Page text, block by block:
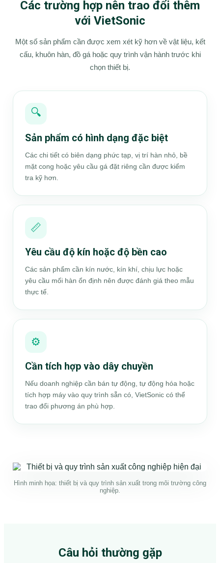
Các trường hợp nên trao đổi thêm
với VietSonic
Một số sản phẩm cần được xem xét kỹ hơn về vật liệu, kết
cấu, khuôn hàn, đồ gá hoặc quy trình vận hành trước khi
chọn thiết bị.
🔍
Sản phẩm có hình dạng đặc biệt
Các chi tiết có biên dạng phức tạp, vị trí hàn nhỏ, bề
mặt cong hoặc yêu cầu gá đặt riêng cần được kiểm
tra kỹ hơn.
📏
Yêu cầu độ kín hoặc độ bền cao
Các sản phẩm cần kín nước, kín khí, chịu lực hoặc
yêu cầu mối hàn ổn định nên được đánh giá theo mẫu
thực tế.
⚙️
Cần tích hợp vào dây chuyền
Nếu doanh nghiệp cần bán tự động, tự động hóa hoặc
tích hợp máy vào quy trình sẵn có, VietSonic có thể
trao đổi phương án phù hợp.
Hình minh họa: thiết bị và quy trình sản xuất trong môi trường công
nghiệp.
Câu hỏi thường gặp